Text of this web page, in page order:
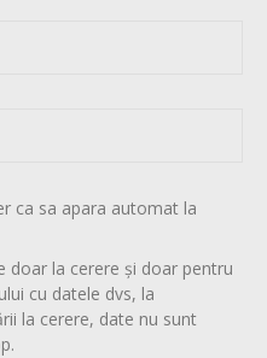
ca sa apara automat la
la cerere și doar pentru
cu datele dvs, la
la cerere, date nu sunt